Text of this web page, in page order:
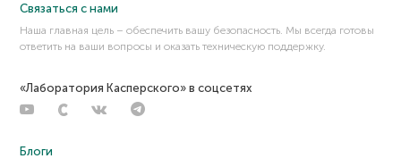
Связаться с нами
Наша главная цель – обеспечить вашу безопасность. Мы всегда готовы
ответить на ваши вопросы и оказать техническую поддержку.
«Лаборатория Касперского» в соцсетях
Блоги